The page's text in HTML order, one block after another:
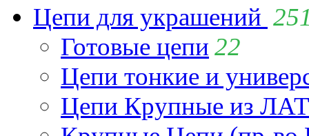
Цепи для украшений
Готовые цепи 22
Цепи тонкие и
Цепи Крупные из